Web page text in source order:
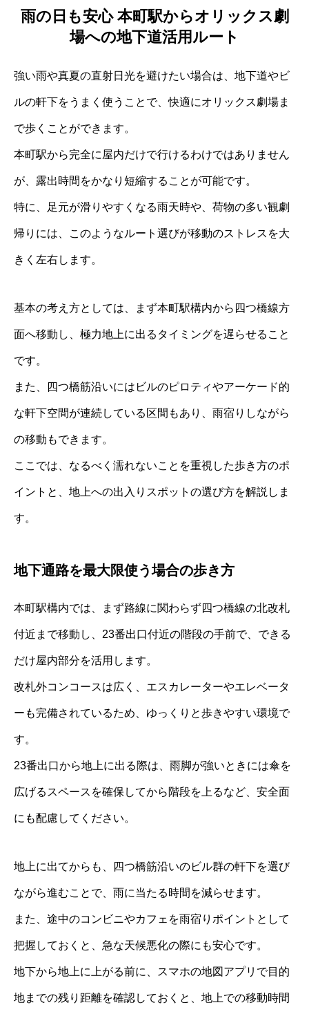
雨の日も安心 本町駅からオリックス劇
場への地下道活用ルート
強い雨や真夏の直射日光を避けたい場合は、地下道やビ
ルの軒下をうまく使うことで、快適にオリックス劇場ま
で歩くことができます。
本町駅から完全に屋内だけで行けるわけではありません
が、露出時間をかなり短縮することが可能です。
特に、足元が滑りやすくなる雨天時や、荷物の多い観劇
帰りには、このようなルート選びが移動のストレスを大
きく左右します。
基本の考え方としては、まず本町駅構内から四つ橋線方
面へ移動し、極力地上に出るタイミングを遅らせること
です。
また、四つ橋筋沿いにはビルのピロティやアーケード的
な軒下空間が連続している区間もあり、雨宿りしながら
の移動もできます。
ここでは、なるべく濡れないことを重視した歩き方のポ
イントと、地上への出入りスポットの選び方を解説しま
す。
地下通路を最大限使う場合の歩き方
本町駅構内では、まず路線に関わらず四つ橋線の北改札
付近まで移動し、23番出口付近の階段の手前で、できる
だけ屋内部分を活用します。
改札外コンコースは広く、エスカレーターやエレベータ
ーも完備されているため、ゆっくりと歩きやすい環境で
す。
23番出口から地上に出る際は、雨脚が強いときには傘を
広げるスペースを確保してから階段を上るなど、安全面
にも配慮してください。
地上に出てからも、四つ橋筋沿いのビル群の軒下を選び
ながら進むことで、雨に当たる時間を減らせます。
また、途中のコンビニやカフェを雨宿りポイントとして
把握しておくと、急な天候悪化の際にも安心です。
地下から地上に上がる前に、スマホの地図アプリで目的
地までの残り距離を確認しておくと、地上での移動時間